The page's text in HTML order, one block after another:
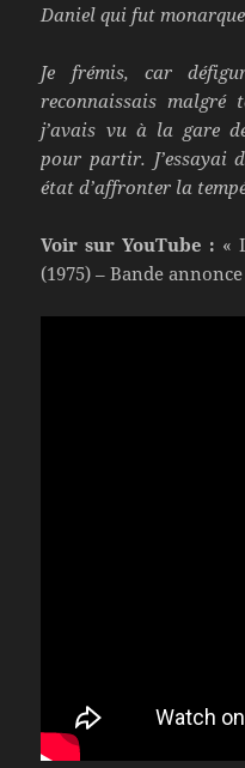
Daniel qui fut
Je frémis, car
reconnaissais malgré
j’avais vu à la gare
pour partir. J’essayai
état d’affronter la
Voir sur YouTube : «
(1975) – Bande